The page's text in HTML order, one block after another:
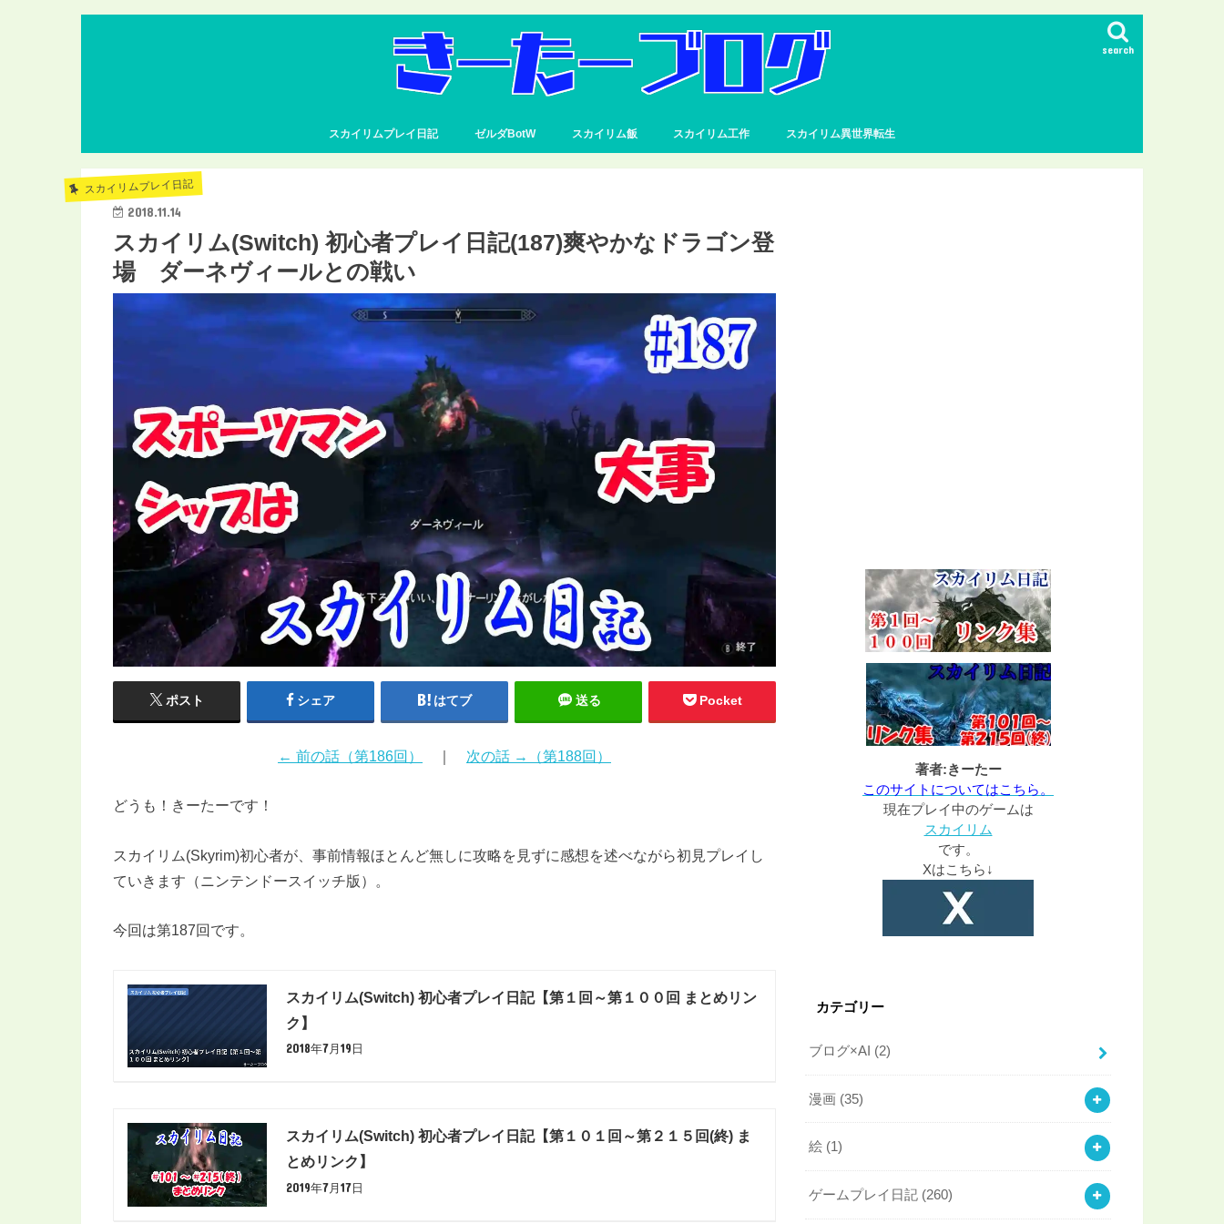
search
スカイリムプレイ日記 ゼルダBotW スカイリム飯 スカイリム工作 スカイリム異世界転生
スカイリムプレイ日記
2018.11.14
スカイリム(Switch) 初心者プレイ日記(187)爽やかなドラゴン登
場 ダーネヴィールとの戦い
ポスト シェア はてブ 送る Pocket
← 前の話（第186回） ｜ 次の話 →（第188回）
どうも！きーたーです！
スカイリム(Skyrim)初心者が、事前情報ほとんど無しに攻略を見ずに感想を述べながら初見プレイし
ていきます（ニンテンドースイッチ版）。
今回は第187回です。
スカイリム(Switch) 初心者プレイ日記【第１回～第１００回 まとめリン
ク】
2018年7月19日
スカイリム(Switch) 初心者プレイ日記【第１０１回～第２１５回(終) ま
とめリンク】
2019年7月17日
著者:きーたー
このサイトについてはこちら。
現在プレイ中のゲームは
スカイリム
です。
Xはこちら↓
カテゴリー
ブログ×AI (2)
漫画 (35)
絵 (1)
ゲームプレイ日記 (260)